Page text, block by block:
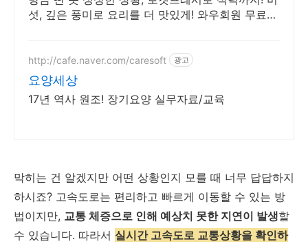
섯, 깊은 풍미로 요리를 더 맛있게! 와우회원 무료배
http://cafe.naver.com/caresoft 광고
요양세상
17년 역사 원조! 장기요양 실무자료/교육
막히는 건 알겠지만 어떤 상황인지 모를 때 너무 답답하지
하시죠? 고속도로는 편리하고 빠르게 이동할 수 있는 방
법이지만, 교통 체증으로 인해 예상치 못한 지연이 발생할
수 있습니다. 따라서 실시간 고속도로 교통상황을 확인하